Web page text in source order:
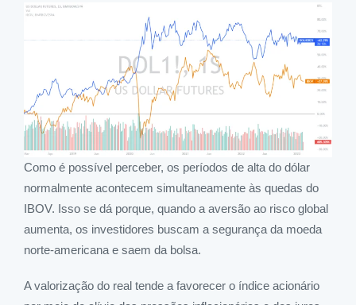
Como é possível perceber, os períodos de alta do dólar
normalmente acontecem simultaneamente às quedas do
IBOV. Isso se dá porque, quando a aversão ao risco global
aumenta, os investidores buscam a segurança da moeda
norte-americana e saem da bolsa.
A valorização do real tende a favorecer o índice acionário